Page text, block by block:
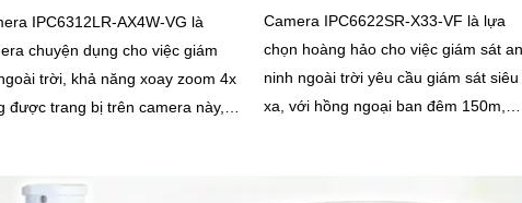
IPC6312LR-AX4W-VG là
chuyện dụng cho việc giám
trời, khả năng xoay zoom 4x
được trang bị trên camera này,
khoảng cách lên đến 50m,
Camera IPC6622SR-X33-VF là lựa
chọn hoàng hảo cho việc giám sát an
ninh ngoài trời yêu cầu giám sát siêu
xa, với hồng ngoại ban đêm 150m,